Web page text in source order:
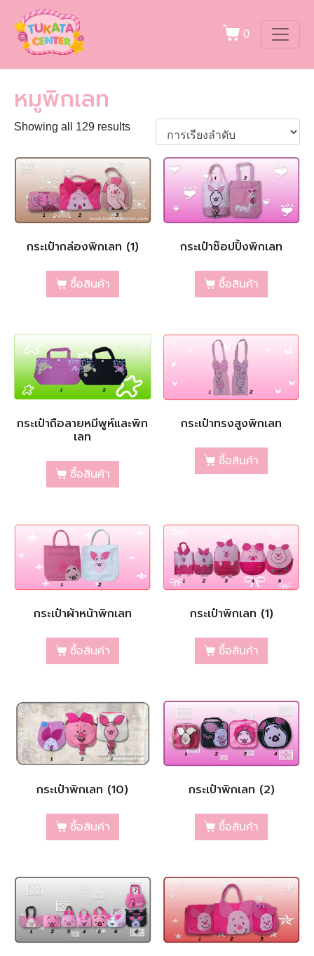
0
หมูพิกเลท
Showing all 129 results
กระเป๋ากล่องพิกเลท (1)
ซื้อสินค้า
กระเป๋าช๊อปปิ้งพิกเลท
ซื้อสินค้า
กระเป๋าถือลายหมีพูห์และพิก
เลท
ซื้อสินค้า
กระเป๋าทรงสูงพิกเลท
ซื้อสินค้า
กระเป๋าผ้าหน้าพิกเลท
ซื้อสินค้า
กระเป๋าพิกเลท (1)
ซื้อสินค้า
กระเป๋าพิกเลท (10)
ซื้อสินค้า
กระเป๋าพิกเลท (2)
ซื้อสินค้า